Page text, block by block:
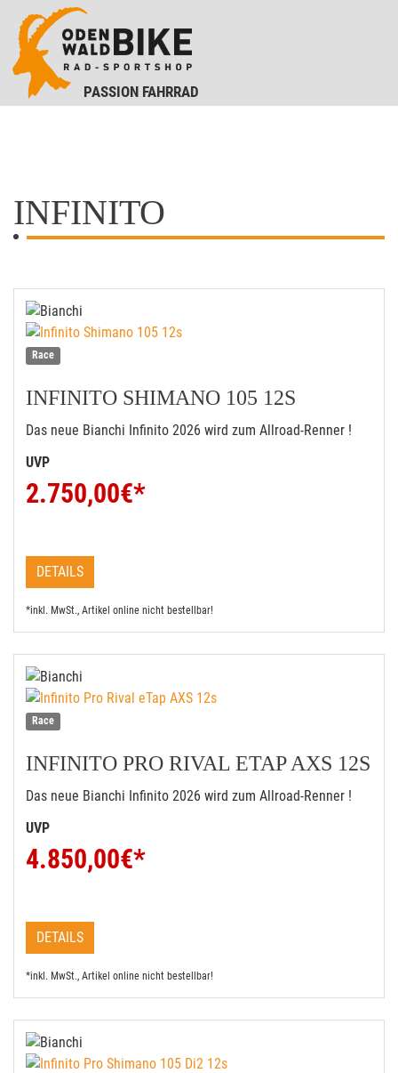
PASSION FAHRRAD
INFINITO
Race
INFINITO SHIMANO 105 12S
Das neue Bianchi Infinito 2026 wird zum Allroad-Renner !
UVP
2.750,00€*
DETAILS
*inkl. MwSt., Artikel online nicht bestellbar!
Race
INFINITO PRO RIVAL ETAP AXS 12S
Das neue Bianchi Infinito 2026 wird zum Allroad-Renner !
UVP
4.850,00€*
DETAILS
*inkl. MwSt., Artikel online nicht bestellbar!